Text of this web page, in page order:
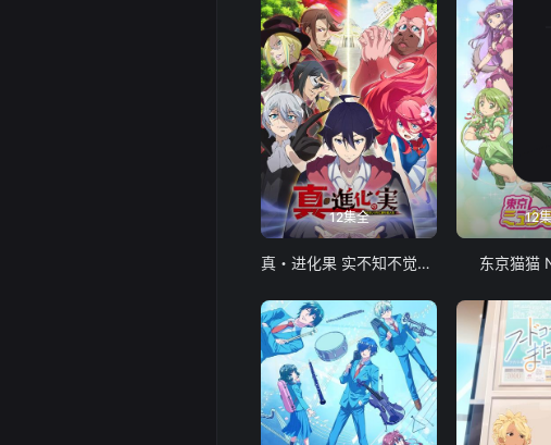
12集全
真・进化果 实不知不觉踏上胜利的人生
12
东京猫猫